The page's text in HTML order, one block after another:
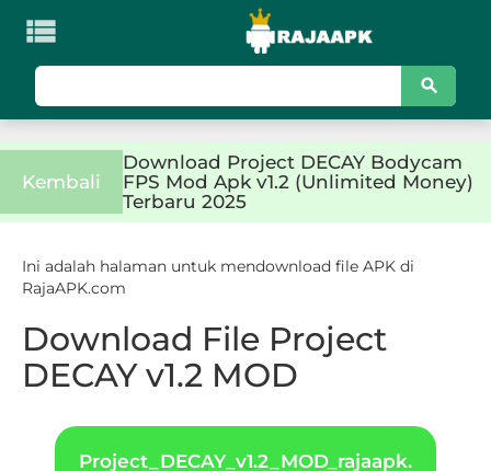

Games
Action
Adventure
Arcade
Board
Card
Casino
Kembali
Download Project DECAY Bodycam
FPS Mod Apk v1.2 (Unlimited Money)
Terbaru 2025
Ini adalah halaman untuk mendownload file APK di
RajaAPK.com
Download File Project
DECAY v1.2 MOD
Project_DECAY_v1.2_MOD_rajaapk.